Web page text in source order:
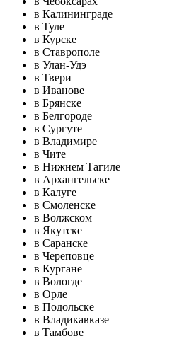
в Калининграде
в Туле
в Курске
в Ставрополе
в Улан-Удэ
в Твери
в Иванове
в Брянске
в Белгороде
в Сургуте
в Владимире
в Чите
в Нижнем Тагиле
в Архангельске
в Калуге
в Смоленске
в Волжском
в Якутске
в Саранске
в Череповце
в Кургане
в Вологде
в Орле
в Подольске
в Владикавказе
в Тамбове